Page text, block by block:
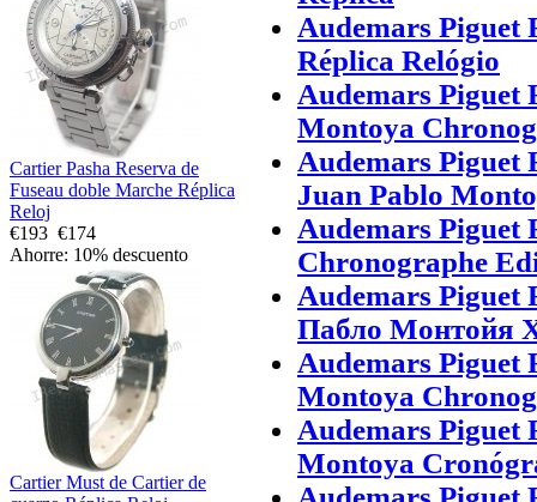
Cartier Pasha Reserva de
Fuseau doble Marche Réplica
Reloj
€193 €174
Ahorre: 10% descuento
Cartier Must de Cartier de
Audemars Piguet
Réplica Relógio
Audemars Piguet
Montoya
Audemars Piguet
Juan Pablo
Audemars Piguet
Chronographe
Audemars
Пабло Монтойя
Audemars Piguet
Montoya
Audemars Piguet
Montoya